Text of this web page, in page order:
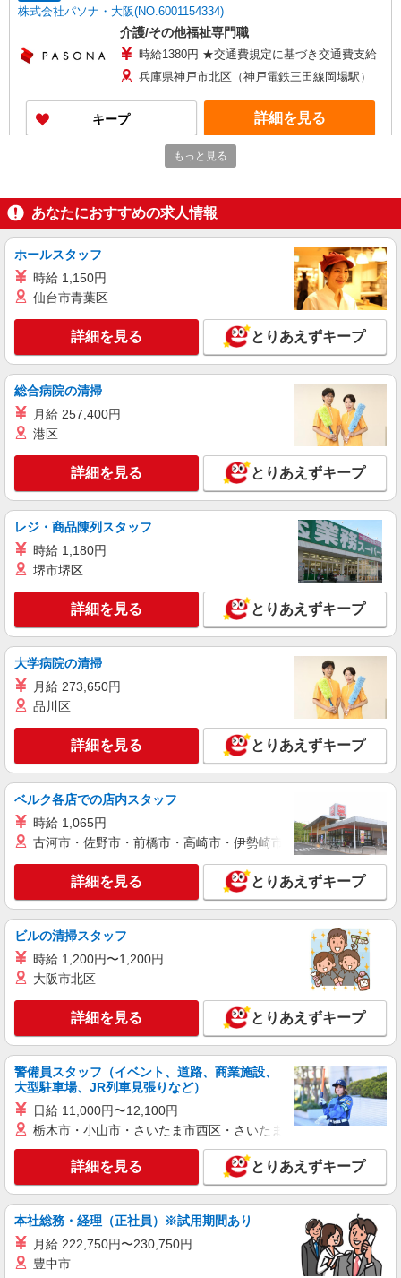
株式会社パソナ・大阪(NO.6001154334)
介護/その他福祉専門職
時給1380円 ★交通費規定に基づき交通費支給
兵庫県神戸市北区（神戸電鉄三田線岡場駅）
キープ 詳細を見る
介護/その他福祉専門職
時給1380円 ★交通費規定に基づき交通費支給
兵庫県神戸市北区（神戸電鉄三田線岡場駅）
キープ 詳細を見る
株式会社メディカル・ワン・アップ
介護職員
時給：1230円〜 ※資格経験により変動あり。
キープ 詳細を見る
派遣社員
株式会社kotrio /●KB-H-1879408
【西鈴蘭台駅近く】病院でシーツ交換や備品管
時給1550円〜2187円 ＜日払い有/週払い有/交
通費全支給(ガソリン代含む)＞
神戸市北区 ★車通勤OK
キープ 詳細を見る
派遣社員
＼未経験OK／高級シニア向け住宅で日常生活
の見守りやお手伝い等
時給1550円〜2187円 ＜日払い有/週払い有/交
通費全支給(ガソリン代含む)＞
詳細を見る
派遣社員
株式会社ブレイブ（マイナビグループ）/MD28
介護スタッフ ◆デイサービス、サービス付き
高齢者向け住宅、グループホームなど様々な勤
未経験：時給1400〜1600円（資格・経験によ
る） 経験者：時給1600〜1800円（資格・経験によ
る） ◎月収例 時給1800円×1日8時間×22日（週5
日）＝31万6800円 ◆昇給あり ◆支払い方法 ※日
払い/週払い/月払い対応も可能です。詳しくは面談
時にご相談ください。 ◆交通費：別途全額支給 ※
当社規定あり
兵庫県神戸市北区 【最寄駅】 ◆各線「有馬口
駅」 ◆各線「鈴蘭台駅」 ◆各線「谷上駅」 ★そ
の他、近隣に多数勤務地あります！
キープ 詳細を見る
派遣社員
株式会社kotrio /●KB-H-2020820
道場南口駅＊幅広い世代が活動中！サ高住のサ
ポートSTAFF
時給1450円〜2187円 ＜日払い有/週払い有/交
通費全支給(ガソリン代含む)＞
神戸市北区 最寄り：道場南口
詳細を見る
もっと見る
あなたにおすすめの求人情報
ホールスタッフ
時給 1,150円
仙台市青葉区
詳細を見る とりあえずキープ
総合病院の清掃
月給 257,400円
港区
詳細を見る とりあえずキープ
レジ・商品陳列スタッフ
時給 1,180円
堺市堺区
詳細を見る とりあえずキープ
大学病院の清掃
月給 273,650円
品川区
詳細を見る とりあえずキープ
ベルク各店での店内スタッフ
時給 1,065円
古河市・佐野市・前橋市・高崎市・伊勢崎市・太田市・館林市
詳細を見る とりあえずキープ
ビルの清掃スタッフ
時給 1,200円〜1,200円
大阪市北区
詳細を見る とりあえずキープ
警備員スタッフ（イベント、道路、商業施設、
大型駐車場、JR列車見張りなど）
日給 11,000円〜12,100円
栃木市・小山市・さいたま市西区・さいたま市岩槻区・久喜市・
詳細を見る とりあえずキープ
本社総務・経理（正社員）※試用期間あり
月給 222,750円〜230,750円
豊中市